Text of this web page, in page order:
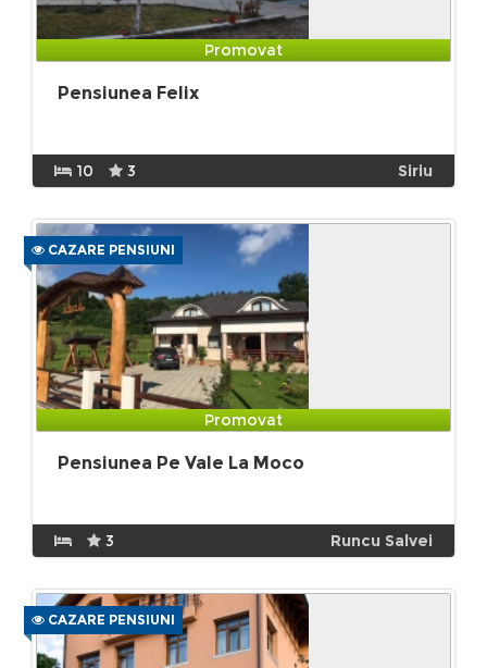
Promovat
Pensiunea Felix
10 3 Siriu
CAZARE PENSIUNI
Promovat
Pensiunea Pe Vale La Moco
3 Runcu Salvei
CAZARE PENSIUNI